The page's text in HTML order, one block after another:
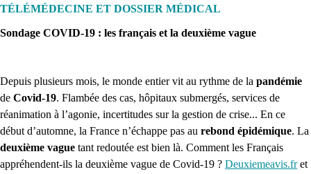
TÉLÉMÉDECINE ET DOSSIER MÉDICAL
Sondage COVID-19 : les français et la deuxième vague
Depuis plusieurs mois, le monde entier vit au rythme de la pandémie
de Covid-19. Flambée des cas, hôpitaux submergés, services de
réanimation à l’agonie, incertitudes sur la gestion de crise... En ce
début d’automne, la France n’échappe pas au rebond épidémique. La
deuxième vague tant redoutée est bien là. Comment les Français
appréhendent-ils la deuxième vague de Covid-19 ? Deuxiemeavis.fret